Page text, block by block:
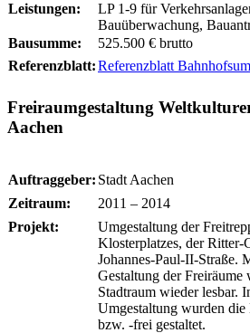
Leistungen:
LP 1-9 für
Bauüberwachung,
Bausumme:
525.500 € brutto
Referenzblatt:Referenzblatt
Freiraumgestaltung
Aachen
Auftraggeber: Stadt Aachen
Zeitraum:
2011 – 2014
Projekt:
Umgestaltung der
Klosterplatzes, der Ritter-
Johannes-Paul-II-Straße.
Gestaltung der
Stadtraum wieder lesbar.
Umgestaltung wurden die
bzw. -frei gestaltet.